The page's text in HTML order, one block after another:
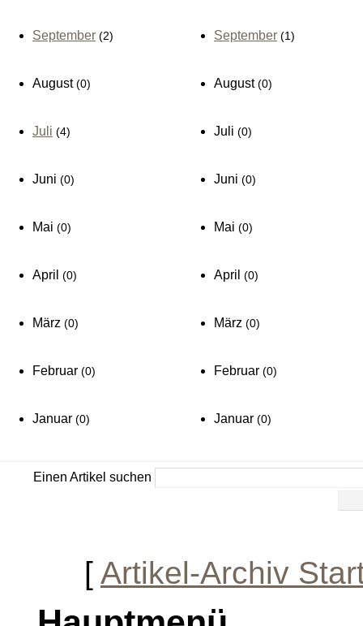
September (2)
August (0)
Juli (4)
Juni (0)
Mai (0)
April (0)
März (0)
Februar (0)
Januar (0)
September (1)
August(0)
Juli(0)
Juni(0)
Mai(0)
April(0)
März(0)
Februar(0)
Januar(0)
Einen Artikel suchen
[ Artikel-Archiv